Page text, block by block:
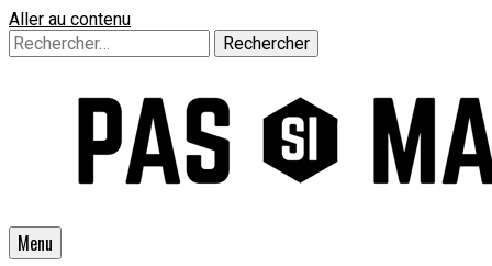
Aller au contenu
Rechercher :
Un guide pour l'homme moderne
Menu